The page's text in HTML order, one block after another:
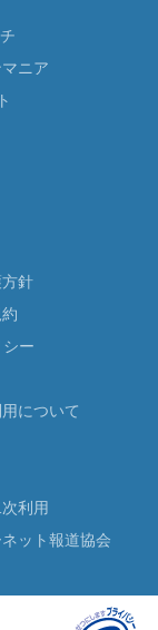
ニア
針
ー
について
利用
ット報道協会